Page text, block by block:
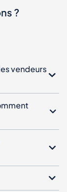
?
vendeurs